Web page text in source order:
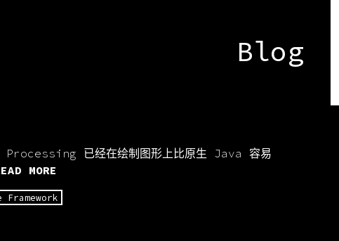
Blog
Processing 已经在绘制图形上比原生 Java 容易
MORE
Framework